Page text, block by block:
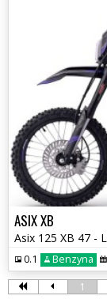
ASIX XB
Asix 125 XB 47 -
0.1 Benzyna
1